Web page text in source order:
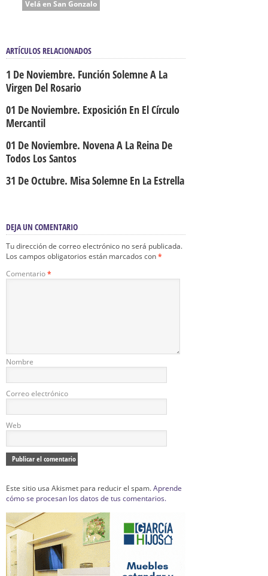
Velá en San Gonzalo
ARTÍCULOS RELACIONADOS
1 De Noviembre. Función Solemne A La
Virgen Del Rosario
01 De Noviembre. Exposición En El Círculo
Mercantil
01 De Noviembre. Novena A La Reina De
Todos Los Santos
31 De Octubre. Misa Solemne En La Estrella
DEJA UN COMENTARIO
Tu dirección de correo electrónico no será publicada.
Los campos obligatorios están marcados con*
Comentario*
Nombre
Correo electrónico
Web
Este sitio usa Akismet para reducir el spam.Aprende
cómo se procesan los datos de tus comentarios.